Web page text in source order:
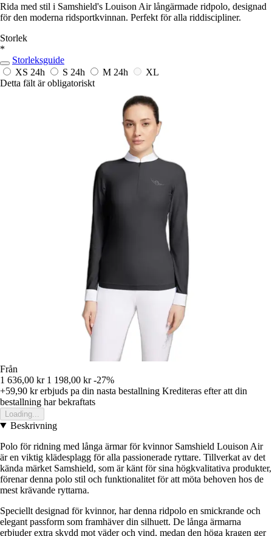
Rida med stil i Samshield's Louison Air långärmade ridpolo, designad
för den moderna ridsportkvinnan. Perfekt för alla riddiscipliner.
Storlek
*
Storleksguide
XS 24h S 24h M 24h
XL
Detta fält är obligatoriskt
Från
1 636,00 kr 1 198,00 kr -27%
+59,90 krerbjuds pa din nasta bestallning Krediteras efter att din
bestallning har bekraftats
Loading...
Beskrivning
Polo för ridning med långa ärmar för kvinnor Samshield Louison Air
är en viktig klädesplagg för alla passionerade ryttare. Tillverkat av det
kända märket Samshield, som är känt för sina högkvalitativa produkter,
förenar denna polo stil och funktionalitet för att möta behoven hos de
mest krävande ryttarna.
Speciellt designad för kvinnor, har denna ridpolo en smickrande och
elegant passform som framhäver din silhuett. De långa ärmarna
erbjuder extra skydd mot väder och vind, medan den höga kragen ger